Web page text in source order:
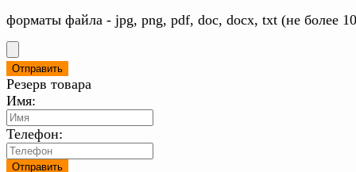
форматы файла - jpg, png, pdf, doc, docx, txt (не более
Резерв товара
Имя:
Телефон: